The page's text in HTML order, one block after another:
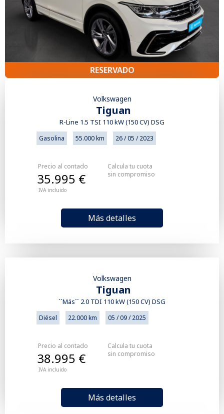
RESERVADO
Volkswagen
Tiguan
R-Line 1.5 TSI 110 kW (150 CV) DSG
Gasolina 55.000 km 26 / 05 / 2023
Precio al contado
IVA incluido
35.995 €
Más detalles
Calcula tu cuota
sin compromiso
Volkswagen
Tiguan
``Más`` 2.0 TDI 110 kW (150 CV) DSG
Diésel 22.000 km 05 / 09 / 2025
Precio al contado
IVA incluido
38.995 €
Más detalles
Calcula tu cuota
sin compromiso